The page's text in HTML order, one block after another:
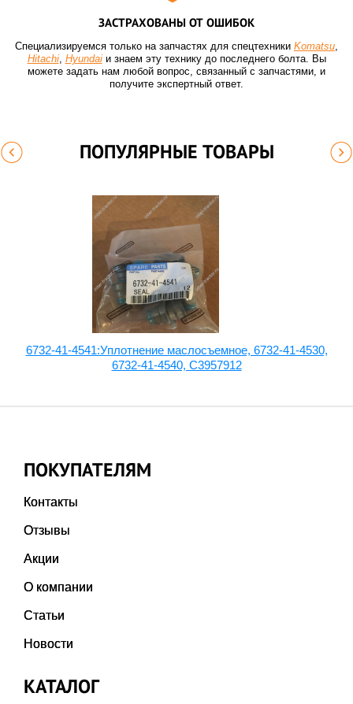
ЗАСТРАХОВАНЫ ОТ ОШИБОК
Специализируемся только на запчастях для спецтехники Komatsu,
Hitachi, Hyundaiи знаем эту технику до последнего болта. Вы
можете задать нам любой вопрос, связанный с запчастями, и
получите экспертный ответ.
ПОПУЛЯРНЫЕ ТОВАРЫ
6732-41-4541:Уплотнение маслосъемное, 6732-41-4530,
6732-41-4540, C3957912
ПОКУПАТЕЛЯМ
Контакты
Отзывы
Акции
О компании
Статьи
Новости
КАТАЛОГ